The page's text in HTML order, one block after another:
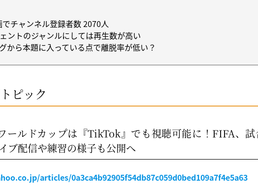
でチャンネル登録者数 2070人
ントのジャンルにしては再生数が高い
から本題に入っている点で離脱率が低い？
ピック
ールドカップは『TikTok』でも視聴可能に！FIFA、試
ブ配信や練習の様子も公開へ
articles/0a3ca4b92905f54db87c059d0bed109a7f4e5a63